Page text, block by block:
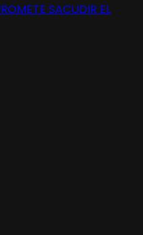
SACUDIR EL